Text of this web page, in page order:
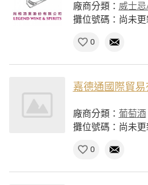
廠商分類： 威士
攤位號碼：尚未更
0
嘉德通國際貿易
廠商分類： 葡萄酒
攤位號碼：尚未更
0